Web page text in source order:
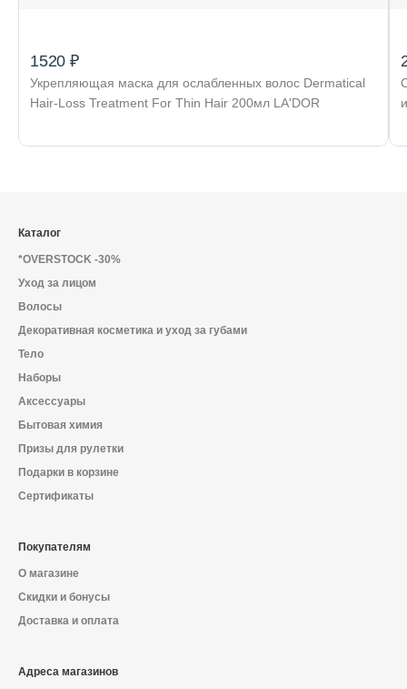
1520 ₽
Укрепляющая маска для ослабленных волос Dermatical
Hair-Loss Treatment For Thin Hair 200мл LA'DOR
Каталог
*OVERSTOCK -30%
Уход за лицом
Волосы
Декоративная косметика и уход за губами
Тело
Наборы
Аксессуары
Бытовая химия
Призы для рулетки
Подарки в корзине
Сертификаты
Покупателям
О магазине
Скидки и бонусы
Доставка и оплата
Адреса магазинов